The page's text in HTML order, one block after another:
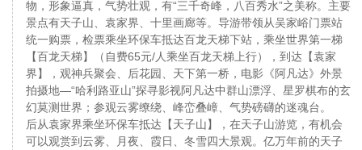
物，形象逼真，气势壮观，有“三千奇峰，八百秀水”之美称。主要
景点有天子山、袁家界、十里画廊等。导游带领从吴家峪门票站
统一购票，检票乘坐环保车抵达百龙天梯下站，乘坐世界第一梯
【百龙天梯】（自费65元/人乘坐百龙天梯上行），到达【袁家
界】，观神兵聚会、后花园、天下第一桥，电影《阿凡达》外景
拍摄地—“哈利路亚山”探寻影视阿凡达中群山漂浮、星罗棋布的玄
幻莫测世界；参观云雾缭绕、峰峦叠嶂、气势磅礴的迷魂台。
后从袁家界乘坐环保车抵达【天子山】，在天子山游览，有机会
可以观赏到云雾、月夜、霞日、冬雪四大景观。亿万年前的天子